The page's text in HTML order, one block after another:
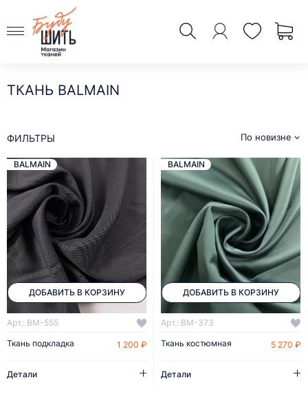
ТКАНЬ BALMAIN
По новизне
ФИЛЬТРЫ
ДОБАВИТЬ В КОРЗИНУ
BALMAIN
Арт.: BM-555
Ткань подкладка
1 200 ₽
Детали
ДОБАВИТЬ В КОРЗИНУ
BALMAIN
Арт.: BM-373
Ткань костюмная
5 270 ₽
Детали